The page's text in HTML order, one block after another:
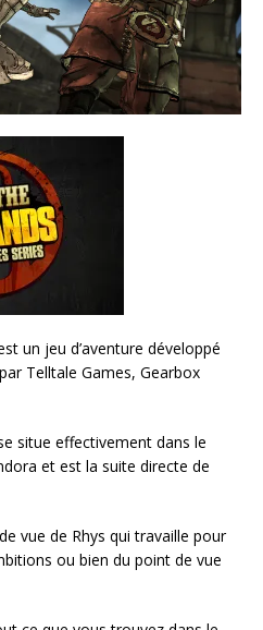
un jeu d’aventure développé
Telltale Games, Gearbox
situe effectivement dans le
et est la suite directe de
vue de Rhys qui travaille pour
ou bien du point de vue